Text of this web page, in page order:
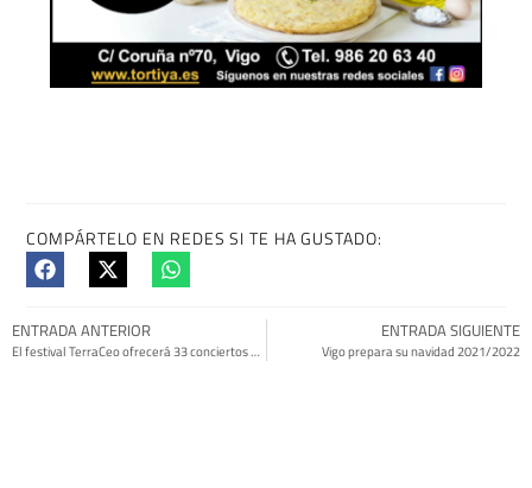
COMPÁRTELO EN REDES SI TE HA GUSTADO:
ENTRADA ANTERIOR
El festival TerraCeo ofrecerá 33 conciertos en el Mar de Vigo
ENTRADA SIGUIENTE
Vigo prepara su navidad 2021/2022